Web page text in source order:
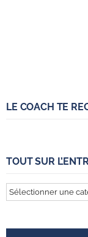
LE COACH TE
TOUT SUR
Tout
sur